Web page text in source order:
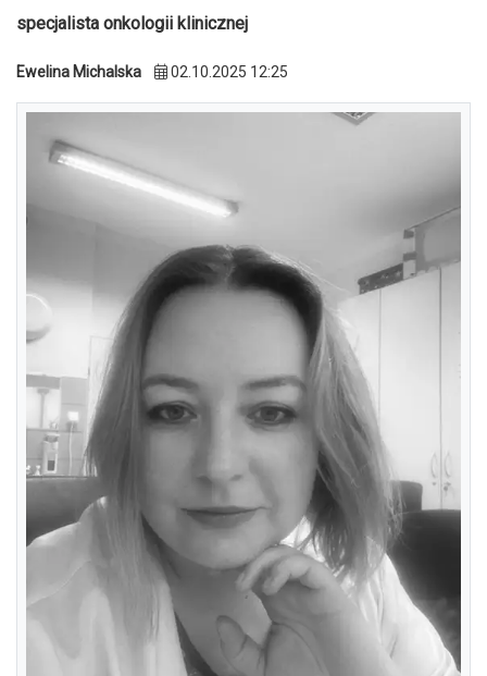
specjalista onkologii klinicznej
Ewelina Michalska 02.10.2025 12:25